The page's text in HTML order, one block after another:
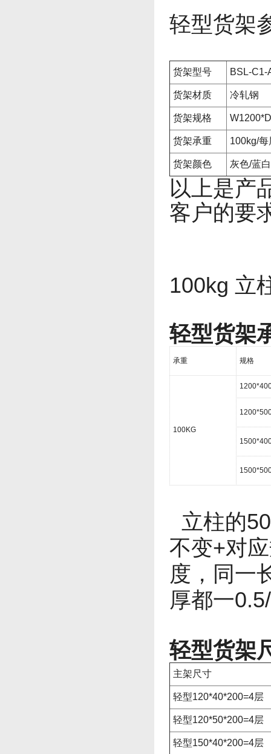
轻型货架
货架型号 BSL-C1-
货架材质 冷轧钢
货架规格
货架承重 100kg/每
货架颜色 灰色/蓝
以上是产
客户的要
100kg 立
轻型货架
承重 规格
100KG
立柱的
不变+对
度，同一
厚都一
轻型货架
主架尺寸
轻型120*40*200=4层
轻型120*50*200=4层
轻型150*40*200=4层